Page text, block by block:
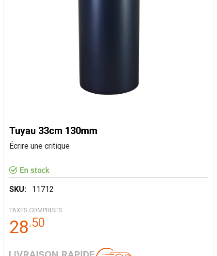
Tuyau 33cm 130mm
Écrire une critique
SKU: 11712
TAXES COMPRISES
28.50